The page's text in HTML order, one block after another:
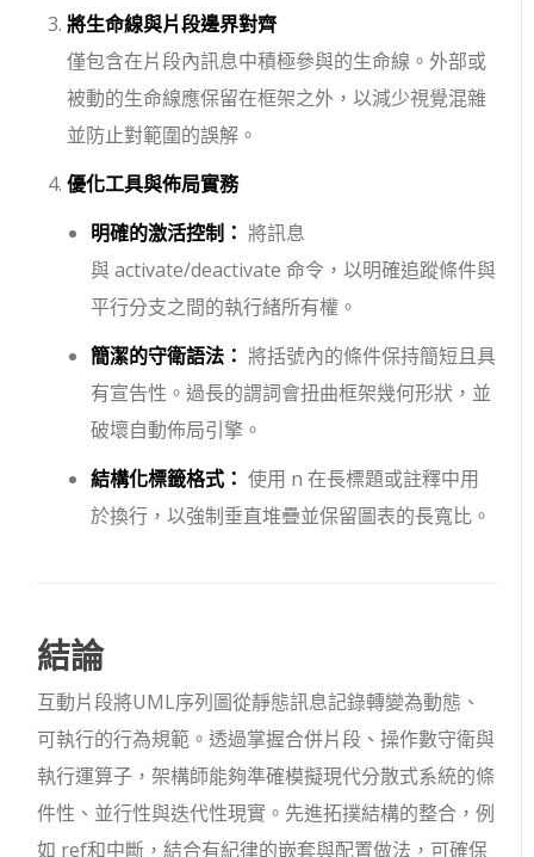
將生命線與片段邊界對齊
僅包含在片段內訊息中積極參與的生命線。外部或
被動的生命線應保留在框架之外，以減少視覺混雜
並防止對範圍的誤解。
優化工具與佈局實務
明確的激活控制： 將訊息
與activate/deactivate 命令，以明確追蹤條件與
平行分支之間的執行緒所有權。
簡潔的守衛語法： 將括號內的條件保持簡短且具
有宣告性。過長的謂詞會扭曲框架幾何形狀，並
破壞自動佈局引擎。
結構化標籤格式： 使用 n 在長標題或註釋中用
於換行，以強制垂直堆疊並保留圖表的長寬比。
結論
互動片段將UML序列圖從靜態訊息記錄轉變為動態、
可執行的行為規範。透過掌握合併片段、操作數守衛與
執行運算子，架構師能夠準確模擬現代分散式系統的條
件性、並行性與迭代性現實。先進拓撲結構的整合，例
如 ref和中斷 ，結合有紀律的嵌套與配置做法，可確保